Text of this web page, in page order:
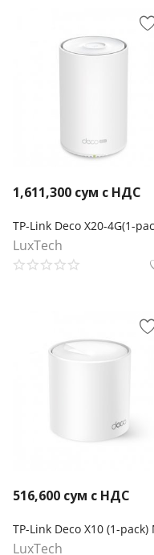
1,611,300 сум с НДС
LuxTech
516,600 сум с НДС
LuxTech